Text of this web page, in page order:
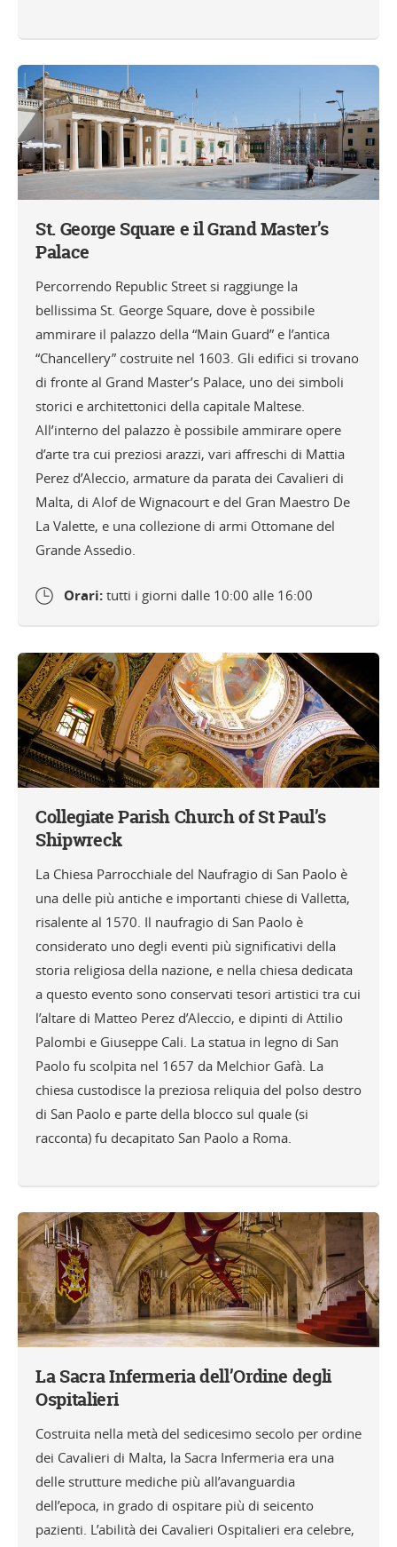
St. George Square e il Grand Master’s
Palace
Percorrendo Republic Street si raggiunge la
bellissima St. George Square, dove è possibile
ammirare il palazzo della “Main Guard” e l’antica
“Chancellery” costruite nel 1603. Gli edifici si trovano
di fronte al Grand Master’s Palace, uno dei simboli
storici e architettonici della capitale Maltese.
All’interno del palazzo è possibile ammirare opere
d’arte tra cui preziosi arazzi, vari affreschi di Mattia
Perez d’Aleccio, armature da parata dei Cavalieri di
Malta, di Alof de Wignacourt e del Gran Maestro De
La Valette, e una collezione di armi Ottomane del
Grande Assedio.
Orari: tutti i giorni dalle 10:00 alle 16:00
Collegiate Parish Church of St Paul’s
Shipwreck
La Chiesa Parrocchiale del Naufragio di San Paolo è
una delle più antiche e importanti chiese di Valletta,
risalente al 1570. Il naufragio di San Paolo è
considerato uno degli eventi più significativi della
storia religiosa della nazione, e nella chiesa dedicata
a questo evento sono conservati tesori artistici tra cui
l’altare di Matteo Perez d’Aleccio, e dipinti di Attilio
Palombi e Giuseppe Cali. La statua in legno di San
Paolo fu scolpita nel 1657 da Melchior Gafà. La
chiesa custodisce la preziosa reliquia del polso destro
di San Paolo e parte della blocco sul quale (si
racconta) fu decapitato San Paolo a Roma.
La Sacra Infermeria dell’Ordine degli
Ospitalieri
Costruita nella metà del sedicesimo secolo per ordine
dei Cavalieri di Malta, la Sacra Infermeria era una
delle strutture mediche più all’avanguardia
dell’epoca, in grado di ospitare più di seicento
pazienti. L’abilità dei Cavalieri Ospitalieri era celebre,